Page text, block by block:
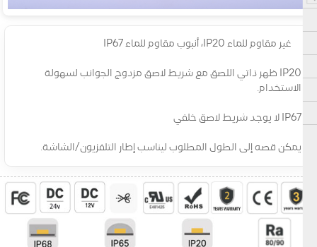
غير مقاوم للماء IP20، أنبوب مقاوم للماء IP67
IP20 ظهر ذاتي اللصق مع شريط لاصق مزدوج الجوانب لسهولة
الاستخدام.
IP67 لا يوجد شريط لاصق خلفي
يمكن قصه إلى الطول المطلوب ليناسب إطار التلفزيون/الشاشة.